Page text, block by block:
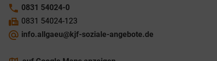
phone 0831 54024-0
fax 0831 54024-123
alternate_email info.allgaeu@kjf-soziale-angebote.de